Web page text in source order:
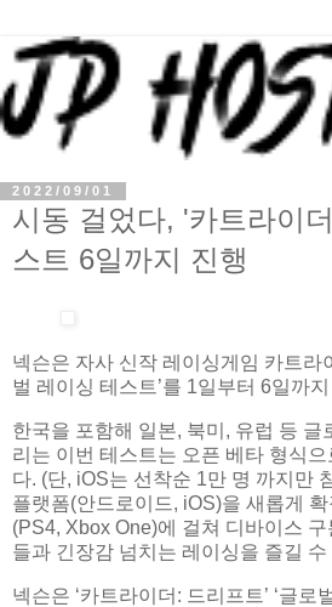
2022/09/01
시동 걸었다, '카트라이
스트 6일까지 진행
넥슨은 자사 신작 레이싱게임 카트라
벌 레이싱 테스트’를 1일부터 6일까
한국을 포함해 일본, 북미, 유럽 등 글
리는 이번 테스트는 오픈 베타 형식
다. (단, iOS는 선착순 1만 명 까지만
플랫폼(안드로이드, iOS)을 새롭게
(PS4, Xbox One)에 걸쳐 디바이스
들과 긴장감 넘치는 레이싱을 즐길 수
넥슨은 ‘카트라이더: 드리프트’ ‘글로